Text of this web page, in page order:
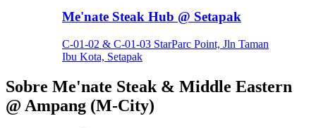
Me'nate Steak Hub @ Setapak
C-01-02 & C-01-03 StarParc Point, Jln Taman
Ibu Kota, Setapak
Sobre Me'nate Steak & Middle Eastern
@ Ampang (M-City)